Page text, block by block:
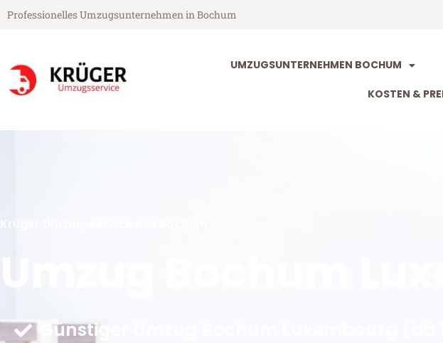
Professionelles Umzugsunternehmen in Bochum
UMZUGSUNTERNEHMEN BOCHUM
KOSTEN &
Umzug Bochum
Günstiger Umzug Bochum Luxembourg (ab